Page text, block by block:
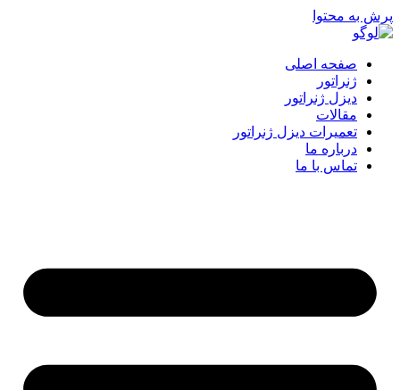
پرش به محتوا
صفحه اصلی
ژنراتور
دیزل ژنراتور
مقالات
تعمیرات دیزل ژنراتور
درباره ما
تماس با ما